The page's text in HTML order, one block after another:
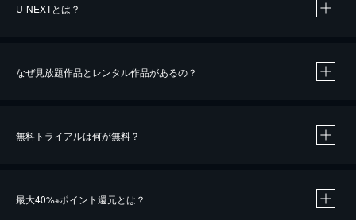
U-NEXTとは？
なぜ見放題作品とレンタル作品があるの？
無料トライアルは何が無料？
最大40%※ポイント還元とは？